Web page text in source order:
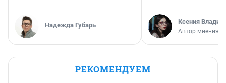
Надежда Губарь Ксения
Автор мнения
РЕКОМЕНДУЕМ